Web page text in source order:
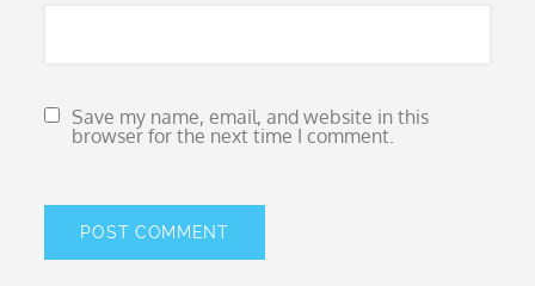
Save my name, email, and website in this
browser for the next time I comment.